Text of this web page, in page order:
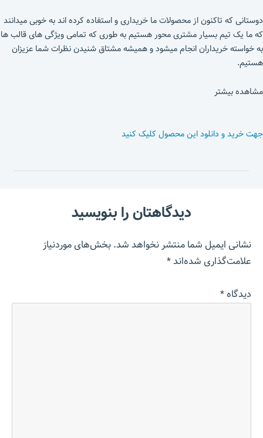
دوستانی که تاکنون از محصولات ما خریداری و استفاده کرده اند به خوبی میدانند
که ما یک تیم بسیار مشتری محور هستیم به طوری که تمامی ویژگی های قالب ها
به خواسته خریداران انجام میشود و همیشه مشتاق شنیدن نظرات شما عزیزان
هستیم.
مشاهده بیشتر
جهت خرید و دانلود این محصول کلیک کنید
دیدگاهتان را بنویسید
نشانی ایمیل شما منتشر نخواهد شد.بخش‌های موردنیاز
علامت‌گذاری شده‌اند*
دیدگاه*